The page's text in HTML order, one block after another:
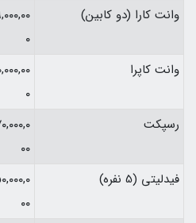
وانت کارا (دو کابین)
۰
وانت کاپرا
۰
رسپکت
۰۰
فیدلیتی (5 نفره)
۰۰